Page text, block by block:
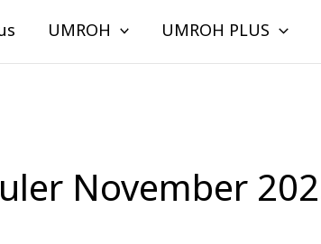
UMROH UMROH PLUS
November